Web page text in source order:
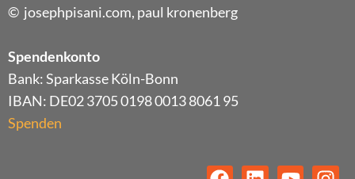
© josephpisani.com, paul kronenberg
Spendenkonto
Bank: Sparkasse Köln-Bonn
IBAN: DE02 3705 0198 0013 8061 95
Spenden